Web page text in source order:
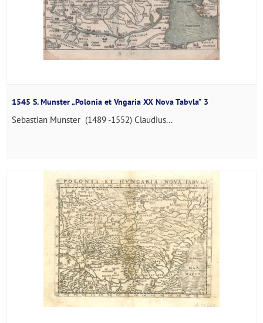
1545 S. Munster „Polonia et Vngaria XX Nova Tabvla” 3
Sebastian Munster (1489 -1552) Claudius...